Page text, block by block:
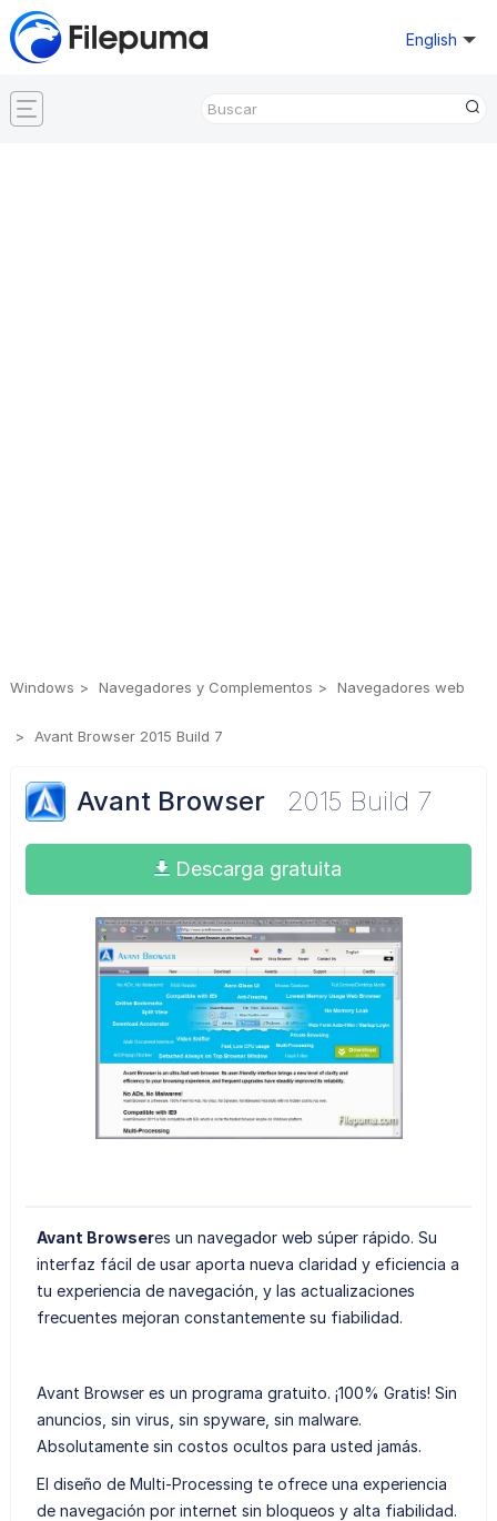
English
Windows Navegadores y Complementos Navegadores web
Avant Browser 2015 Build 7
Avant Browser 2015 Build 7
Descarga gratuita
Avant Browseres un navegador web súper rápido. Su
interfaz fácil de usar aporta nueva claridad y eficiencia a
tu experiencia de navegación, y las actualizaciones
frecuentes mejoran constantemente su fiabilidad.
Avant Browser es un programa gratuito. ¡100% Gratis! Sin
anuncios, sin virus, sin spyware, sin malware.
Absolutamente sin costos ocultos para usted jamás.
El diseño de Multi-Processing te ofrece una experiencia
de navegación por internet sin bloqueos y alta fiabilidad.